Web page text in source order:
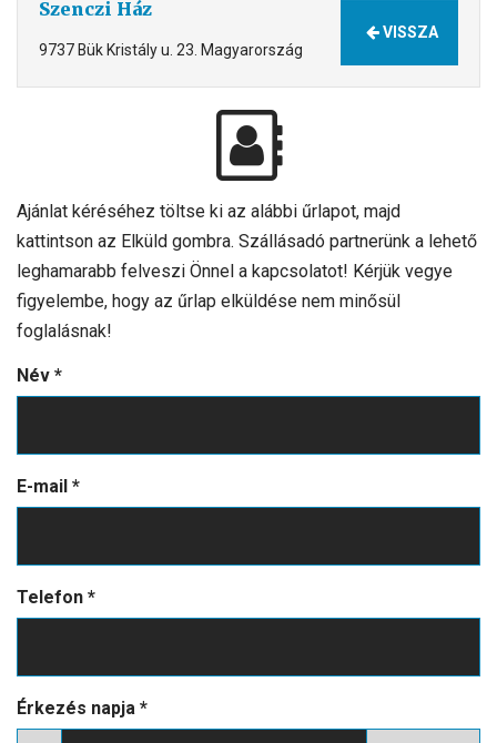
Szenczi Ház
9737 Bük Kristály u. 23. Magyarország
VISSZA
Ajánlat kéréséhez töltse ki az alábbi űrlapot, majd
kattintson az Elküld gombra. Szállásadó partnerünk a lehető
leghamarabb felveszi Önnel a kapcsolatot! Kérjük vegye
figyelembe, hogy az űrlap elküldése nem minősül
foglalásnak!
Név *
E-mail *
Telefon *
Érkezés napja *